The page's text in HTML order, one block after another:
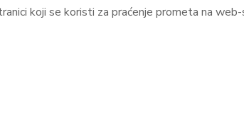
koji se koristi za praćenje prometa na